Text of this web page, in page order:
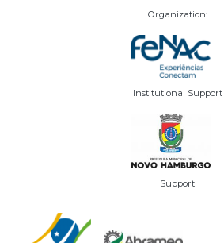
Organization:
Institutional Support
Support